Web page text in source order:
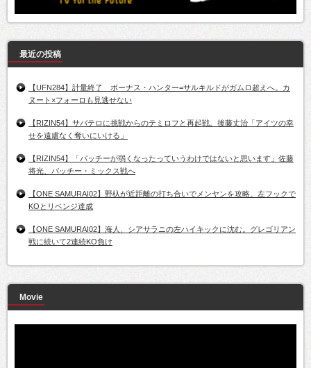
最近の投稿
【UFN284】計量終了 ボーナス・ハンター=サルキルドがガムロ超えへ。カ
ヌート×フォーロも見逃せない
【RIZIN54】サバテロに挑戦からのテミロフと再起戦。後藤丈治「アイツの幸
せを遠慮なく奪いにいける」
【RIZIN54】「パッチーが弱くなったっていうわけではないと思います」佐藤
将光、パッチー・ミックス戦へ
【ONE SAMURAI02】野杁が近距離の打ち合いでメンヤンを攻略。左フックで
KOとリベンジ達成
【ONE SAMURAI02】海人、シアサラニの左ハイキックに沈む。グレゴリアン
戦に続いて2連続KO負け
Movie